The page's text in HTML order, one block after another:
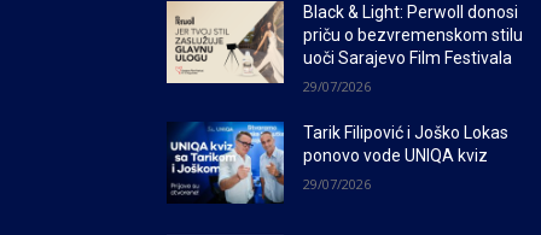
Black & Light: Perwoll donosi
priču o bezvremenskom stilu
uoči Sarajevo Film Festivala
29/07/2026
Tarik Filipović i Joško Lokas
ponovo vode UNIQA kviz
29/07/2026